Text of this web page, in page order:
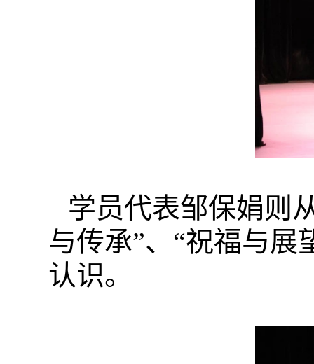
学员代表邹保娟则
与传承”、“祝福与展
认识。